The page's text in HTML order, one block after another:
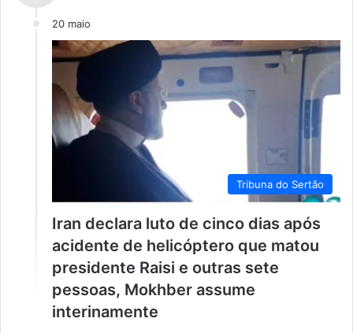
20 maio
Tribuna do Sertão
Iran declara luto de cinco dias após
acidente de helicóptero que matou
presidente Raisi e outras sete
pessoas, Mokhber assume
interinamente